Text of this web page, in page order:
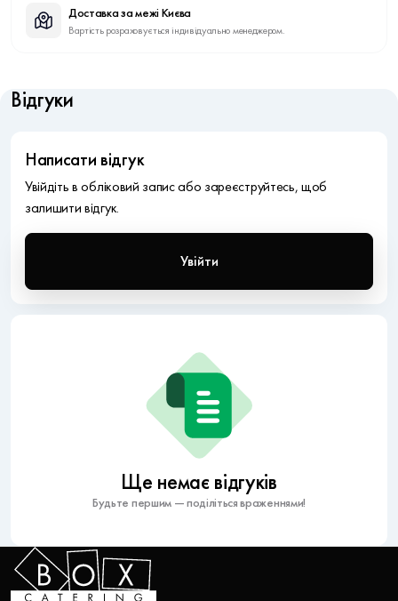
Доставка за межі Києва
Вартість розраховується індивідуально менеджером.
Відгуки
Ще немає відгуків
Будьте першим — поділіться враженнями!
Написати відгук
Увійдіть в обліковий запис або зареєструйтесь, щоб
залишити відгук.
Увійти